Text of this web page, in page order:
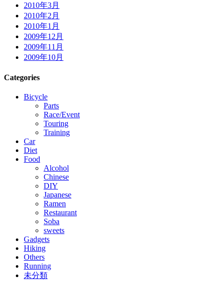
2010年3月
2010年2月
2010年1月
2009年12月
2009年11月
2009年10月
Categories
Bicycle
Parts
Race/Event
Touring
Training
Car
Diet
Food
Alcohol
Chinese
DIY
Japanese
Ramen
Restaurant
Soba
sweets
Gadgets
Hiking
Others
Running
未分類